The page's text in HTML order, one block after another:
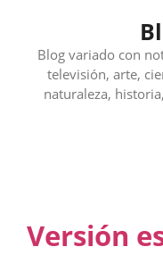
contenidoBlog variado con
televisión, arte,
naturaleza,
Versión